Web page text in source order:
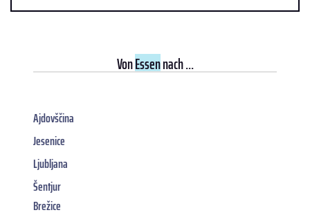
VonEssennach ...
Ajdovščina
Jesenice
Ljubljana
Šentjur
Brežice